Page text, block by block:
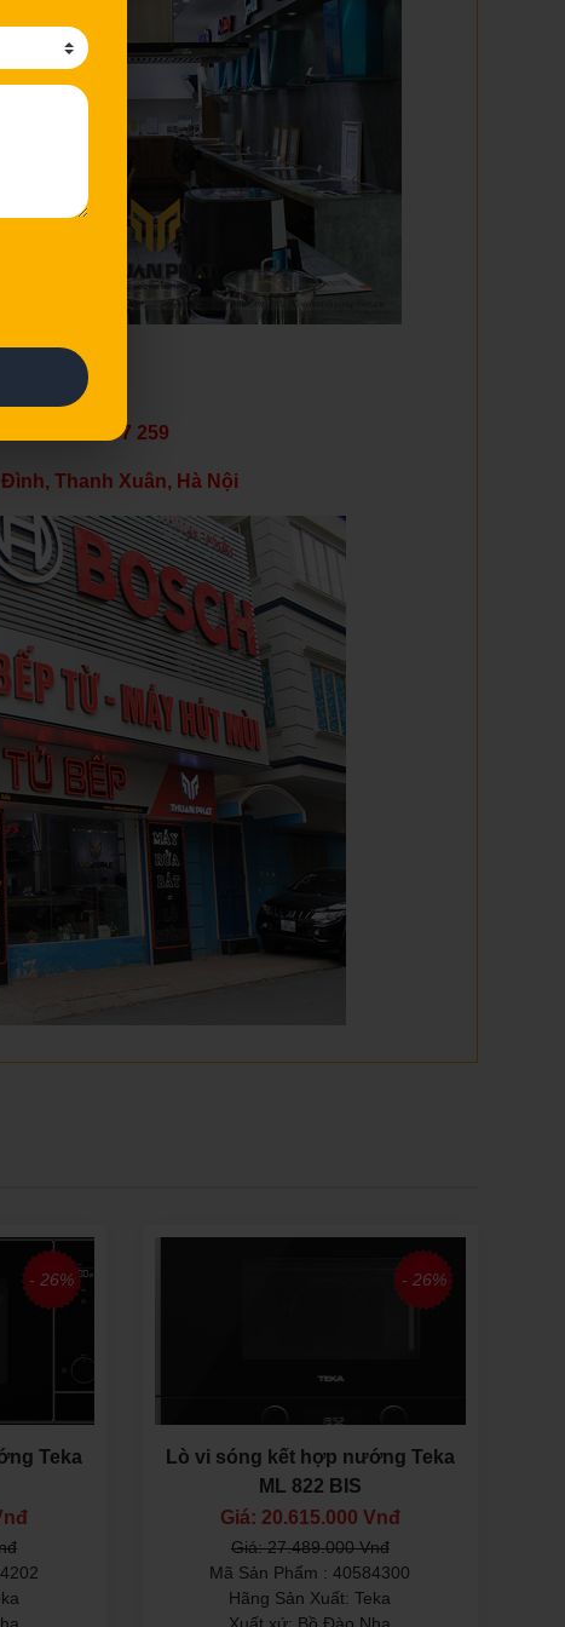
xin liên hệ:
0975 377 259
Thanh Xuân, Hà Nội
- 26%
Teka
- 26%
Lò vi sóng kết hợp nướng Teka
ML 822 BIS
Giá: 20.615.000 Vnđ
Giá: 27.489.000 Vnđ
Mã Sản Phẩm : 40584300
Hãng Sản Xuất: Teka
Xuất xứ: Bồ Đào Nha